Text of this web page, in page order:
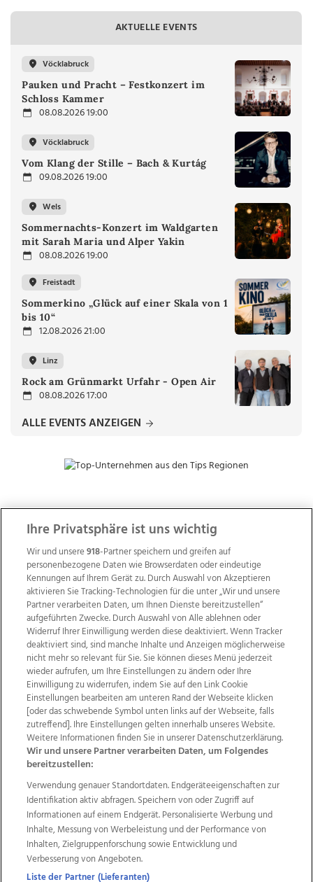
AKTUELLE EVENTS
Vöcklabruck
Pauken und Pracht – Festkonzert im
Schloss Kammer
08.08.2026 19:00
Vöcklabruck
Vom Klang der Stille – Bach & Kurtág
09.08.2026 19:00
Wels
Sommernachts-Konzert im Waldgarten
mit Sarah Maria und Alper Yakin
08.08.2026 19:00
Freistadt
Sommerkino „Glück auf einer Skala von 1
bis 10“
12.08.2026 21:00
Linz
Rock am Grünmarkt Urfahr - Open Air
08.08.2026 17:00
ALLE EVENTS ANZEIGEN
ZUR NACHRICHTENÜBERSICHT
Wir über uns Mediadaten Kontakt
Jobs
Datenschutz
Impressum
AGB Anzeigekunden
AGB Website
Ehrenkodex Politische Werbung
Weitere Angebote des Medienhauses Wimmer
TV1 di-mog-i.at OÖNow
Ischler Woche
Life Radio
OÖNachrichten
OÖN Immobilien
OÖN Karriere
OÖN Reise
Promenaden Galerien
Regionaljobs
wasistlos.at
Ihre Privatsphäre ist uns wichtig
Wir und unsere918-Partner speichern und greifen auf
personenbezogene Daten wie Browserdaten oder eindeutige
Kennungen auf Ihrem Gerät zu. Durch Auswahl von Akzeptieren
aktivieren Sie Tracking-Technologien für die unter „Wir und unsere
Partner verarbeiten Daten, um Ihnen Dienste bereitzustellen“
aufgeführten Zwecke. Durch Auswahl von Alle ablehnen oder
Widerruf Ihrer Einwilligung werden diese deaktiviert. Wenn Tracker
deaktiviert sind, sind manche Inhalte und Anzeigen möglicherweise
nicht mehr so relevant für Sie. Sie können dieses Menü jederzeit
wieder aufrufen, um Ihre Einstellungen zu ändern oder Ihre
Einwilligung zu widerrufen, indem Sie auf den Link Cookie
Einstellungen bearbeiten am unteren Rand der Webseite klicken
[oder das schwebende Symbol unten links auf der Webseite, falls
zutreffend]. Ihre Einstellungen gelten innerhalb unseres Website.
Weitere Informationen finden Sie in unserer Datenschutzerklärung.
Wir und unsere Partner verarbeiten Daten, um Folgendes
bereitzustellen:
Verwendung genauer Standortdaten. Endgeräteeigenschaften zur
Identifikation aktiv abfragen. Speichern von oder Zugriff auf
Informationen auf einem Endgerät. Personalisierte Werbung und
Inhalte, Messung von Werbeleistung und der Performance von
Inhalten, Zielgruppenforschung sowie Entwicklung und
Verbesserung von Angeboten.
Liste der Partner (Lieferanten)